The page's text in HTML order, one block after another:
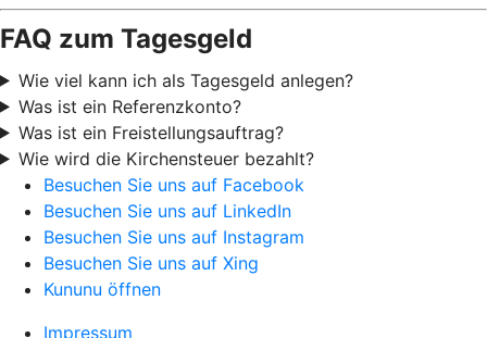
FAQ zum Tagesgeld
Wie viel kann ich als Tagesgeld anlegen?
Was ist ein Referenzkonto?
Was ist ein Freistellungsauftrag?
Wie wird die Kirchensteuer bezahlt?
Besuchen Sie uns auf Facebook
Besuchen Sie uns auf LinkedIn
Besuchen Sie uns auf Instagram
Besuchen Sie uns auf Xing
Kununu öffnen
Impressum